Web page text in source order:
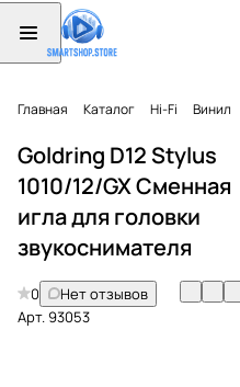
Главная Каталог Hi-Fi Винил
Goldring D12 Stylus
1010/12/GX Сменная
игла для головки
звукоснимателя
0
Нет отзывов
Арт.93053